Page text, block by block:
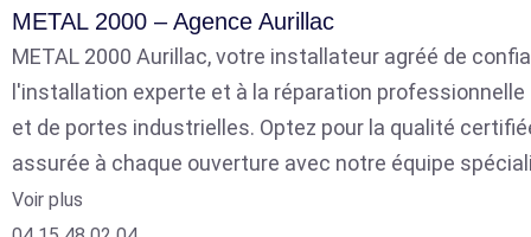
METAL 2000 – Agence Aurillac
METAL 2000 Aurillac, votre installateur agréé de
l'installation experte et à la réparation
et de portes industrielles. Optez pour la qualité
assurée à chaque ouverture avec notre équipe
Voir plus